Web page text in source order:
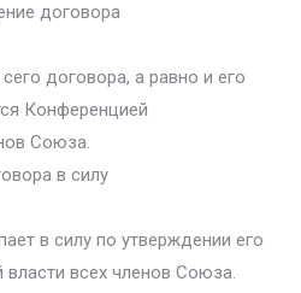
договора
договора, а равно и его
Конференцией
Союза.
в силу
в силу по утверждении его
власти всех членов Союза.